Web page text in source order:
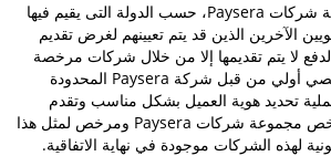
- هي مجموعة شركات Paysera، حسب الدولة التى يقيم فيها
الآخرين الذين قد يتم تعيينهم لغرض تقديم
لا يتم تقديمها إلا من خلال شركات مرخصة
فقط. يتم فتح ملف شخصي أولي من قبل شركة Paysera المحدودة
تحديد هوية العميل بشكل مناسب وتقدم
الشركة حساب IBAN يخص مجموعة شركات Paysera ومرخص لمثل هذا
لهذه الشركات موجودة في نهاية الاتفاقية.